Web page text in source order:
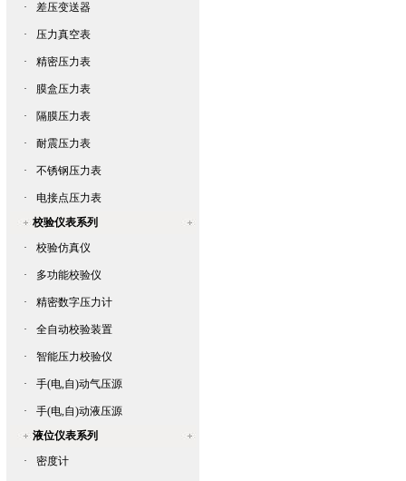
· 差压变送器
· 压力真空表
· 精密压力表
· 膜盒压力表
· 隔膜压力表
· 耐震压力表
· 不锈钢压力表
·
电接点压力表
校验仪表系列
·
校验仿真仪
· 多功能校验仪
· 精密数字压力计
· 全自动校验装置
· 智能压力校验仪
· 手(电,自)动气压源
·
手(电,自)动液压源
液位仪表系列
·
密度计